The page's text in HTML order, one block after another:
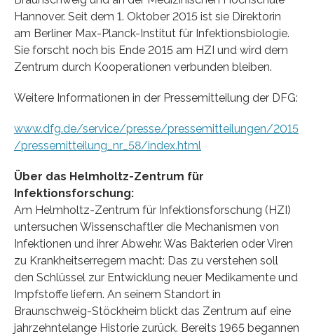
Hannover. Seit dem 1. Oktober 2015 ist sie Direktorin
am Berliner Max-Planck-Institut für Infektionsbiologie.
Sie forscht noch bis Ende 2015 am HZI und wird dem
Zentrum durch Kooperationen verbunden bleiben.
Weitere Informationen in der Pressemitteilung der DFG:
www.dfg.de/service/presse/pressemitteilungen/2015
/pressemitteilung_nr_58/index.html
Über das Helmholtz-Zentrum für
Infektionsforschung:
Am Helmholtz-Zentrum für Infektionsforschung (HZI)
untersuchen Wissenschaftler die Mechanismen von
Infektionen und ihrer Abwehr. Was Bakterien oder Viren
zu Krankheitserregern macht: Das zu verstehen soll
den Schlüssel zur Entwicklung neuer Medikamente und
Impfstoffe liefern. An seinem Standort in
Braunschweig-Stöckheim blickt das Zentrum auf eine
jahrzehntelange Historie zurück. Bereits 1965 begannen